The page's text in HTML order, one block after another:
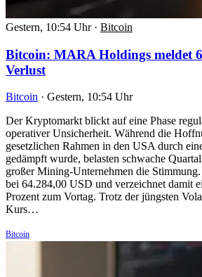
Gestern, 10:54 Uhr · Bitcoin
Bitcoin: MARA Holdings meldet
Verlust
Bitcoin · Gestern, 10:54 Uhr
Der Kryptomarkt blickt auf eine Phase
operativer Unsicherheit. Während die
gesetzlichen Rahmen in den USA durch
gedämpft wurde, belasten schwache
großer Mining-Unternehmen die
bei 64.284,00 USD und verzeichnet damit
Prozent zum Vortag. Trotz der jüngsten
Kurs…
Bitcoin